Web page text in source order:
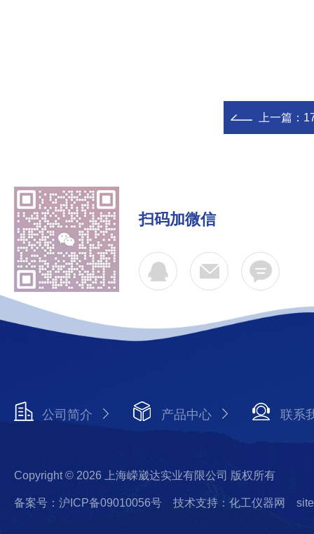
上一篇：
扫码加微信
公司简介 产品中心 联系
Copyright © 2026 上海嵘崴达实业有限公司 版权所有
备案号：沪ICP备09010056号 技术支持：化工仪器网